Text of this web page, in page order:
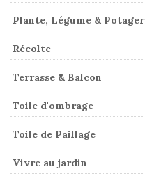
Plante, Légume & Potager
Récolte
Terrasse & Balcon
Toile d'ombrage
Toile de Paillage
Vivre au jardin